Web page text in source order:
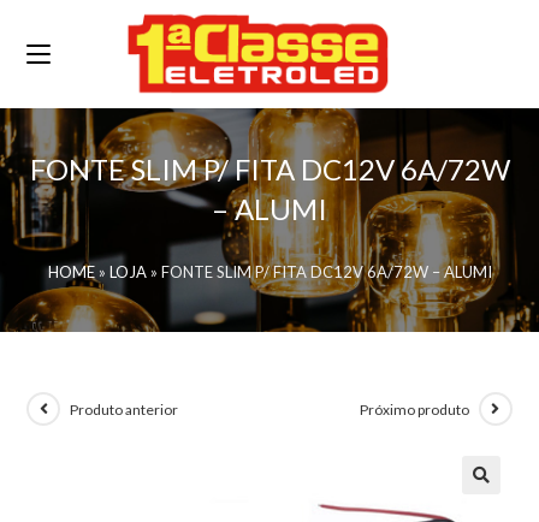
FONTE SLIM P/ FITA DC12V 6A/72W
– ALUMI
HOME» LOJA» FONTE SLIM P/ FITA DC12V 6A/72W – ALUMI
Produto anterior Próximo produto